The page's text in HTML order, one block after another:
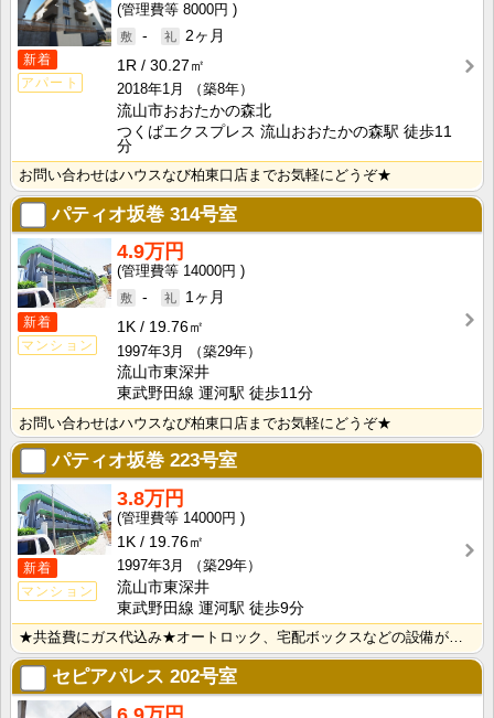
新着
アパート
8000円
-
2ヶ月
1R
30.27㎡
2018年1月
（築8年）
流山市おおたかの森北
つくばエクスプレス 流山おおたかの森駅 徒歩11
分
お問い合わせはハウスなび柏東口店までお気軽にどうぞ★
パティオ坂巻 314号室
新着
マンション
4.9万円
14000円
-
1ヶ月
1K
19.76㎡
1997年3月
（築29年）
流山市東深井
東武野田線 運河駅 徒歩11分
お問い合わせはハウスなび柏東口店までお気軽にどうぞ★
パティオ坂巻 223号室
新着
マンション
3.8万円
14000円
1K
19.76㎡
1997年3月
（築29年）
流山市東深井
東武野田線 運河駅 徒歩9分
★共益費にガス代込み★オートロック、宅配ボックスなどの設備がございます★
セピアパレス 202号室